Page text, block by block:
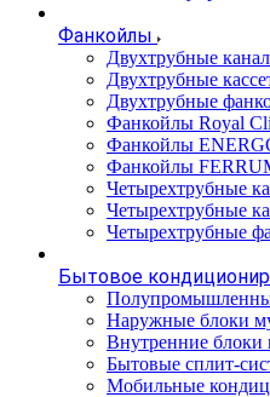
Фанкойлы
Двухтрубные
Двухтрубные
Двухтрубные
Фанкойлы Royal
Фанкойлы
Фанкойлы
Четырехтрубные
Четырехтрубные
Четырехтрубные
Бытовое
Наружные блоки
Внутренние блоки
Бытовые сплит-
Мобильные